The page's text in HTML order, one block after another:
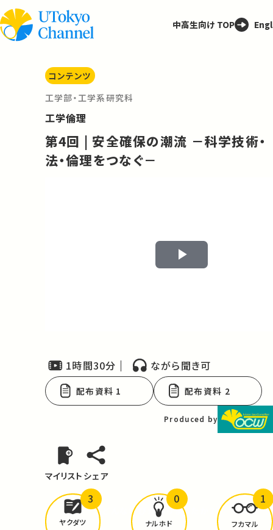
中高生向け TOP
コンテンツ
工学部・工学系研究科
工学倫理
第4回 | 安全確保の潮流 －科学技術・
法・倫理をつなぐ－
Play
1時間30分 ながら聞き可
配布資料 1 配布資料 2
Produced by
マイリスト シェア
どんな学びがありましたか？
ヤクダツ
3
ナルホド
0
フカマル
1